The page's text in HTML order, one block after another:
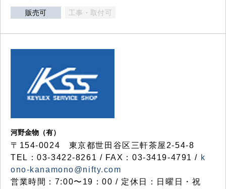
販売可 工事・取付可
河野金物（有）
〒154-0024 東京都世田谷区三軒茶屋2-54-8
TEL：03-3422-8261 / FAX：03-3419-4791 / k
ono-kanamono@nifty.com
営業時間：7:00〜19：00 / 定休日：日曜日・祝